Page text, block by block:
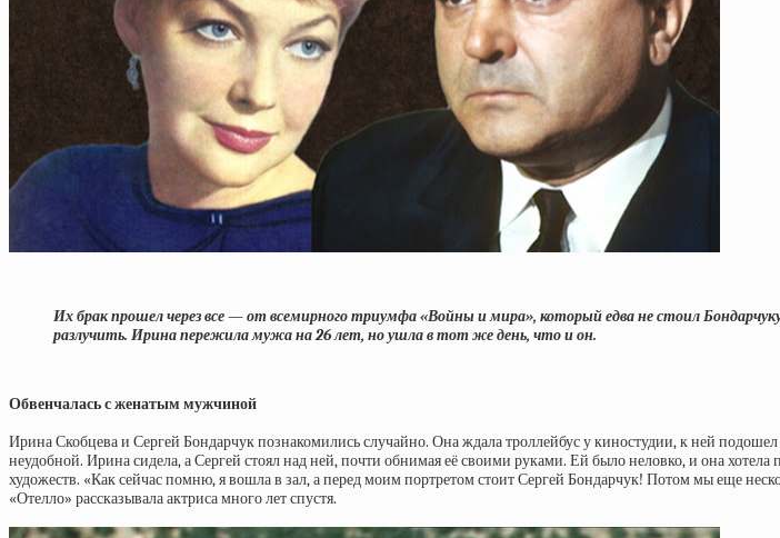
Их брак прошел через все — от всемирного триумфа «Войны и мира», который едва не стоил
разлучить. Ирина пережила мужа на 26 лет, но ушла в тот же день, что и он.
Обвенчалась с женатым мужчиной
Ирина Скобцева и Сергей Бондарчук познакомились случайно. Она ждала троллейбус у киностудии, к ней
неудобной. Ирина сидела, а Сергей стоял над ней, почти обнимая её своими руками. Ей было неловко, и она
художеств. «Как сейчас помню, я вошла в зал, а перед моим портретом стоит Сергей Бондарчук! Потом мы еще
«Отелло» рассказывала актриса много лет спустя.